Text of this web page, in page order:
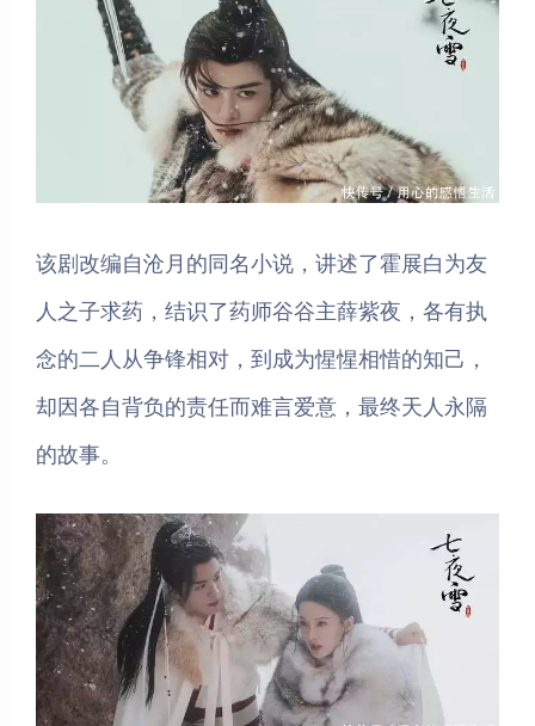
该剧改编自沧月的同名小说，讲述了霍展白为友
人之子求药，结识了药师谷谷主薛紫夜，各有执
念的二人从争锋相对，到成为惺惺相惜的知己，
却因各自背负的责任而难言爱意，最终天人永隔
的故事。